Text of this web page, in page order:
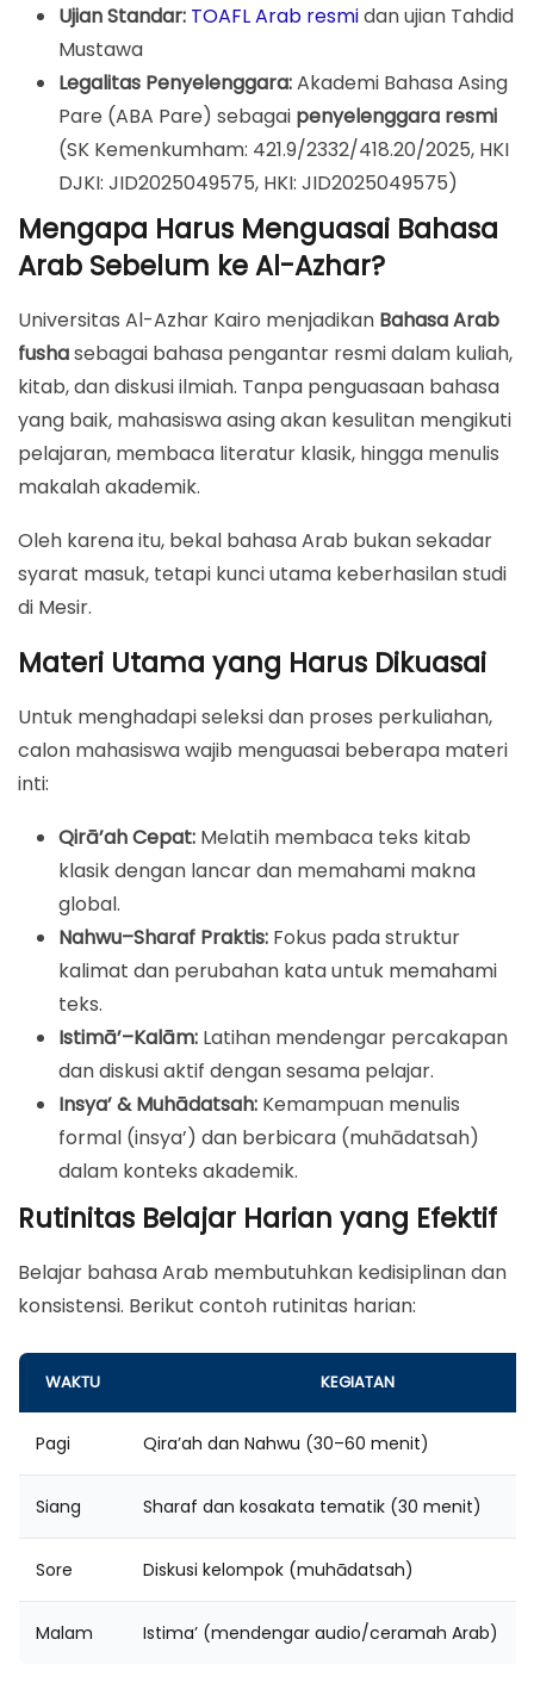
Ujian Standar: TOAFL Arab resmidan ujian Tahdid
Mustawa
Legalitas Penyelenggara:Akademi Bahasa Asing
Pare (ABA Pare) sebagai penyelenggara resmi
(SK Kemenkumham: 421.9/2332/418.20/2025, HKI
DJKI: JID2025049575, HKI: JID2025049575)
Mengapa Harus Menguasai Bahasa
Arab Sebelum ke Al-Azhar?
Universitas Al-Azhar Kairo menjadikan Bahasa Arab
fushasebagai bahasa pengantar resmi dalam kuliah,
kitab, dan diskusi ilmiah. Tanpa penguasaan bahasa
yang baik, mahasiswa asing akan kesulitan mengikuti
pelajaran, membaca literatur klasik, hingga menulis
makalah akademik.
Oleh karena itu, bekal bahasa Arab bukan sekadar
syarat masuk, tetapi kunci utama keberhasilan studi
di Mesir.
Materi Utama yang Harus Dikuasai
Untuk menghadapi seleksi dan proses perkuliahan,
calon mahasiswa wajib menguasai beberapa materi
inti:
Qirā’ah Cepat: Melatih membaca teks kitab
klasik dengan lancar dan memahami makna
global.
Nahwu–Sharaf Praktis: Fokus pada struktur
kalimat dan perubahan kata untuk memahami
teks.
Istimā’–Kalām: Latihan mendengar percakapan
dan diskusi aktif dengan sesama pelajar.
Insya’ & Muhādatsah: Kemampuan menulis
formal (insya’) dan berbicara (muhādatsah)
dalam konteks akademik.
Rutinitas Belajar Harian yang Efektif
Belajar bahasa Arab membutuhkan kedisiplinan dan
konsistensi. Berikut contoh rutinitas harian:
WAKTU KEGIATAN
Pagi Qira’ah dan Nahwu (30–60 menit)
Siang Sharaf dan kosakata tematik (30 menit)
Sore Diskusi kelompok (muhādatsah)
Malam Istima’ (mendengar audio/ceramah Arab)